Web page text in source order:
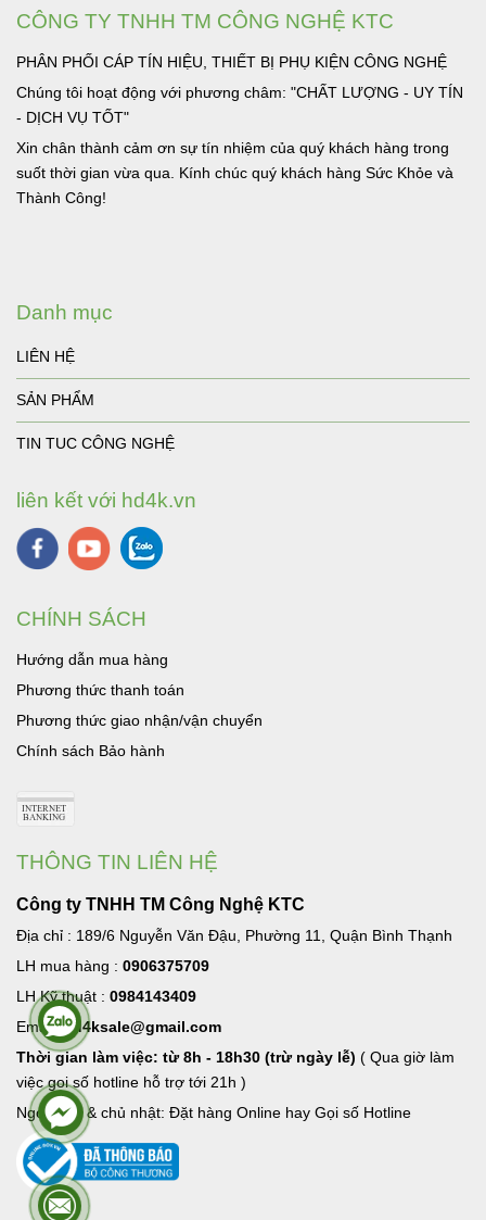
CÔNG TY TNHH TM CÔNG NGHỆ KTC
PHÂN PHỐI CÁP TÍN HIỆU, THIẾT BỊ PHỤ KIỆN CÔNG NGHỆ
Chúng tôi hoạt động với phương châm: "CHẤT LƯỢNG - UY TÍN
- DỊCH VỤ TỐT"
Xin chân thành cảm ơn sự tín nhiệm của quý khách hàng trong
suốt thời gian vừa qua. Kính chúc quý khách hàng Sức Khỏe và
Thành Công!
Danh mục
LIÊN HỆ
SẢN PHẨM
TIN TUC CÔNG NGHỆ
liên kết với hd4k.vn
CHÍNH SÁCH
Hướng dẫn mua hàng
Phương thức thanh toán
Phương thức giao nhận/vận chuyển
Chính sách Bảo hành
THÔNG TIN LIÊN HỆ
Công ty TNHH TM Công Nghệ KTC
Địa chỉ : 189/6 Nguyễn Văn Đậu, Phường 11, Quận Bình Thạnh
LH mua hàng : 0906375709
LH Kỹ thuật : 0984143409
Email:hd4ksale@gmail.com
Thời gian làm việc: từ 8h - 18h30 (trừ ngày lễ) ( Qua giờ làm
việc goi số hotline hỗ trợ tới 21h )
Ngoài giờ & chủ nhật: Đặt hàng Online hay Gọi số Hotline